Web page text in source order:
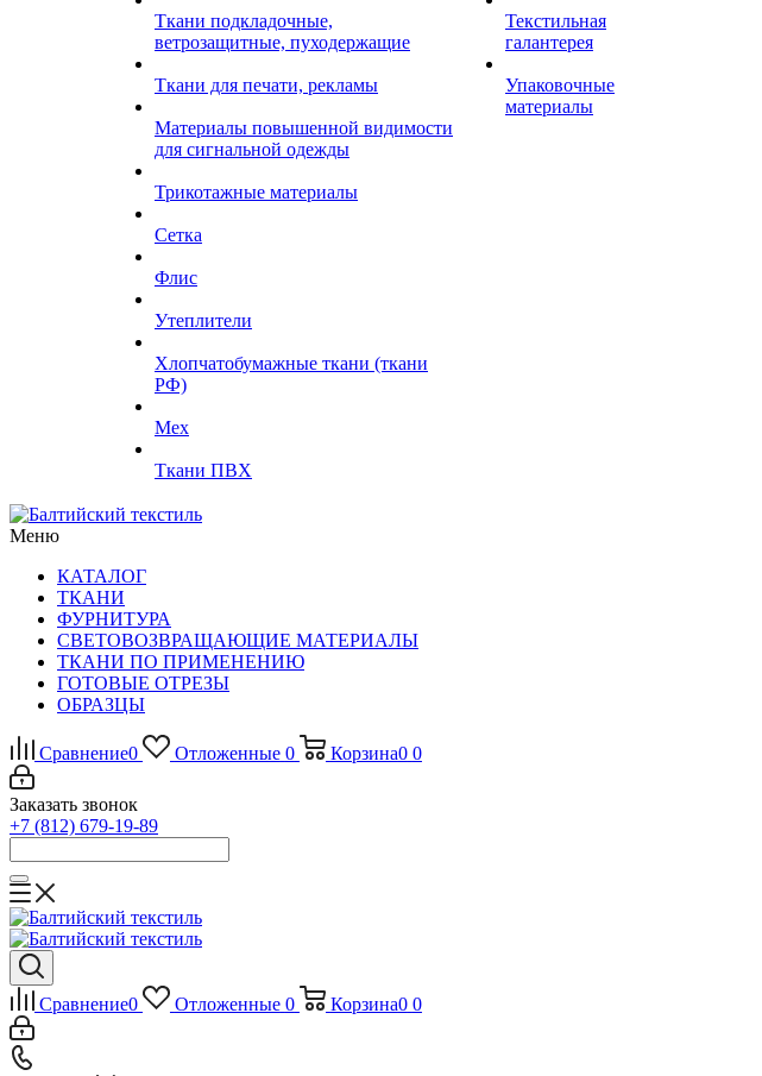
Ткани подкладочные,
ветрозащитные, пуходержащие
Ткани для печати, рекламы
Материалы повышенной видимости
для сигнальной одежды
Трикотажные материалы
Сетка
Флис
Утеплители
Хлопчатобумажные ткани (ткани
РФ)
Мех
Ткани ПВХ
Текстильная
галантерея
Упаковочные
материалы
Меню
КАТАЛОГ
ТКАНИ
ФУРНИТУРА
СВЕТОВОЗВРАЩАЮЩИЕ МАТЕРИАЛЫ
ТКАНИ ПО ПРИМЕНЕНИЮ
ГОТОВЫЕ ОТРЕЗЫ
ОБРАЗЦЫ
Сравнение0 Отложенные 0 Корзина0 0
Заказать звонок
+7 (812) 679-19-89
Сравнение0 Отложенные 0 Корзина0 0